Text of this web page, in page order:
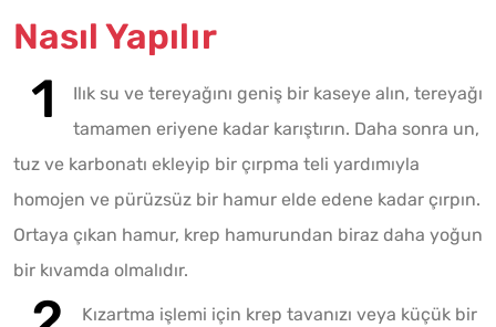
Nasıl Yapılır
Ilık su ve tereyağını geniş bir kaseye alın, tereyağı
tamamen eriyene kadar karıştırın. Daha sonra un,
tuz ve karbonatı ekleyip bir çırpma teli yardımıyla
homojen ve pürüzsüz bir hamur elde edene kadar çırpın.
Ortaya çıkan hamur, krep hamurundan biraz daha yoğun
bir kıvamda olmalıdır.
Kızartma işlemi için krep tavanızı veya küçük bir